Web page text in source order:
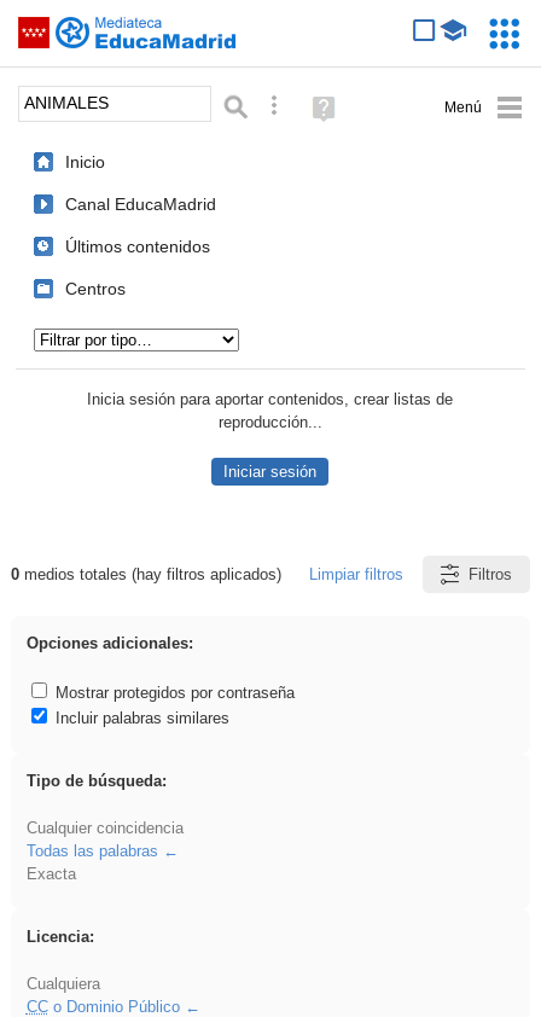
Saltar navegación
Palabra o frase: Búsqueda avanzada
Ayuda
(en
Inicio
Canal EducaMadrid
Últimos contenidos
Centros
Inicia sesión para aportar contenidos, crear listas de
reproducción...
Iniciar sesión
Resultados de: ANIMALES
0medios totales (hay filtros aplicados) Limpiar filtros Filtros
Opciones adicionales:
Mostrar protegidos por contraseña
Incluir palabras similares
Tipo de búsqueda:
Cualquier coincidencia
Todas las palabras
Exacta
Licencia:
Cualquiera
CCo Dominio Público